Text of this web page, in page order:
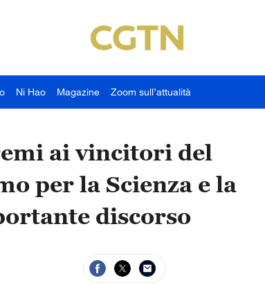
Ni Hao Magazine Zoom sull’attualità
ai vincitori del
per la Scienza e la
discorso